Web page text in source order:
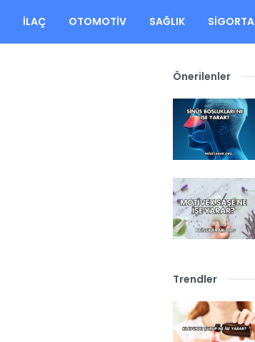
İLAÇ OTOMOTIV SAĞLIK SIGORTA
Önerilenler
Trendler